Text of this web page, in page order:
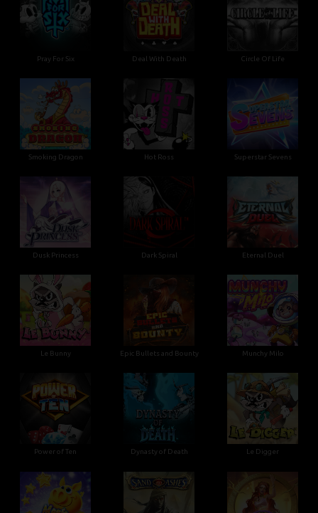
Pray For Six Deal With Death Circle Of Life
Smoking Dragon Hot Ross Superstar Sevens
Dusk Princess Dark Spiral Eternal Duel
Le Bunny Epic Bullets and Bounty Munchy Milo
Power of Ten Dynasty of Death Le Digger